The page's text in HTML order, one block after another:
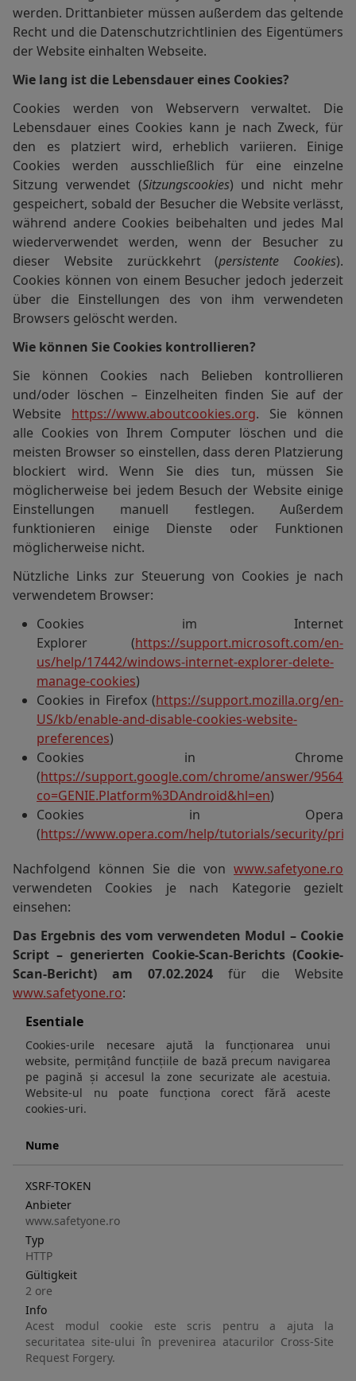
werden. Drittanbieter müssen außerdem das geltende
Recht und die Datenschutzrichtlinien des Eigentümers
der Website einhalten Webseite.
Wie lang ist die Lebensdauer eines Cookies?
Cookies werden von Webservern verwaltet. Die
Lebensdauer eines Cookies kann je nach Zweck, für
den es platziert wird, erheblich variieren. Einige
Cookies werden ausschließlich für eine einzelne
Sitzung verwendet (Sitzungscookies) und nicht mehr
gespeichert, sobald der Besucher die Website verlässt,
während andere Cookies beibehalten und jedes Mal
wiederverwendet werden, wenn der Besucher zu
dieser Website zurückkehrt (persistente Cookies).
Cookies können von einem Besucher jedoch jederzeit
über die Einstellungen des von ihm verwendeten
Browsers gelöscht werden.
Wie können Sie Cookies kontrollieren?
Sie können Cookies nach Belieben kontrollieren
und/oder löschen – Einzelheiten finden Sie auf der
Website https://www.aboutcookies.org. Sie können
alle Cookies von Ihrem Computer löschen und die
meisten Browser so einstellen, dass deren Platzierung
blockiert wird. Wenn Sie dies tun, müssen Sie
möglicherweise bei jedem Besuch der Website einige
Einstellungen manuell festlegen. Außerdem
funktionieren einige Dienste oder Funktionen
möglicherweise nicht.
Nützliche Links zur Steuerung von Cookies je nach
verwendetem Browser:
Cookies im Internet
Explorer (https://support.microsoft.com/en-
us/help/17442/windows-internet-explorer-delete-
manage-cookies)
Cookies in Firefox (https://support.mozilla.org/en-
US/kb/enable-and-disable-cookies-website-
preferences)
Cookies in Chrome
(https://support.google.com/chrome/answer/95647?
co=GENIE.Platform%3DAndroid&hl=en)
Cookies in Opera
(https://www.opera.com/help/tutorials/security/
Nachfolgend können Sie die von www.safetyone.ro
verwendeten Cookies je nach Kategorie gezielt
einsehen:
Das Ergebnis des vom verwendeten Modul – Cookie
Script – generierten Cookie-Scan-Berichts (Cookie-
Scan-Bericht) am 07.02.2024 für die Website
www.safetyone.ro:
Esentiale
Cookies-urile necesare ajută la funcționarea unui
website, permițând funcțiile de bază precum navigarea
pe pagină și accesul la zone securizate ale acestuia.
Website-ul nu poate funcționa corect fără aceste
cookies-uri.
Nume
XSRF-TOKEN
Anbieter
www.safetyone.ro
Typ
HTTP
Gültigkeit
2 ore
Info
Acest modul cookie este scris pentru a ajuta la
securitatea site-ului în prevenirea atacurilor Cross-Site
Request Forgery.